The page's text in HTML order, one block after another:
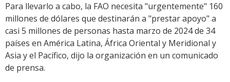
Para llevarlo a cabo, la FAO necesita "urgentemente" 160
millones de dólares que destinarán a "prestar apoyo" a
casi 5 millones de personas hasta marzo de 2024 de 34
países en América Latina, África Oriental y Meridional y
Asia y el Pacífico, dijo la organización en un comunicado
de prensa.